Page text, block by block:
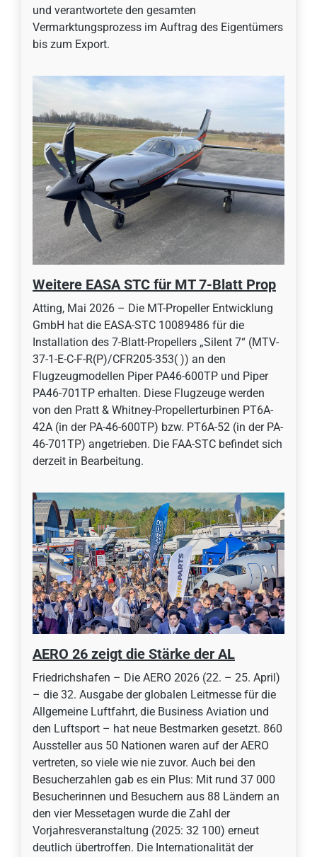
und verantwortete den gesamten
Vermarktungsprozess im Auftrag des Eigentümers
bis zum Export.
Weitere EASA STC für MT 7-Blatt Prop
Atting, Mai 2026 – Die MT-Propeller Entwicklung
GmbH hat die EASA-STC 10089486 für die
Installation des 7-Blatt-Propellers „Silent 7“ (MTV-
37-1-E-C-F-R(P)/CFR205-353( )) an den
Flugzeugmodellen Piper PA46-600TP und Piper
PA46-701TP erhalten. Diese Flugzeuge werden
von den Pratt & Whitney-Propellerturbinen PT6A-
42A (in der PA-46-600TP) bzw. PT6A-52 (in der PA-
46-701TP) angetrieben. Die FAA-STC befindet sich
derzeit in Bearbeitung.
AERO 26 zeigt die Stärke der AL
Friedrichshafen – Die AERO 2026 (22. – 25. April)
– die 32. Ausgabe der globalen Leitmesse für die
Allgemeine Luftfahrt, die Business Aviation und
den Luftsport – hat neue Bestmarken gesetzt. 860
Aussteller aus 50 Nationen waren auf der AERO
vertreten, so viele wie nie zuvor. Auch bei den
Besucherzahlen gab es ein Plus: Mit rund 37 000
Besucherinnen und Besuchern aus 88 Ländern an
den vier Messetagen wurde die Zahl der
Vorjahresveranstaltung (2025: 32 100) erneut
deutlich übertroffen. Die Internationalität der